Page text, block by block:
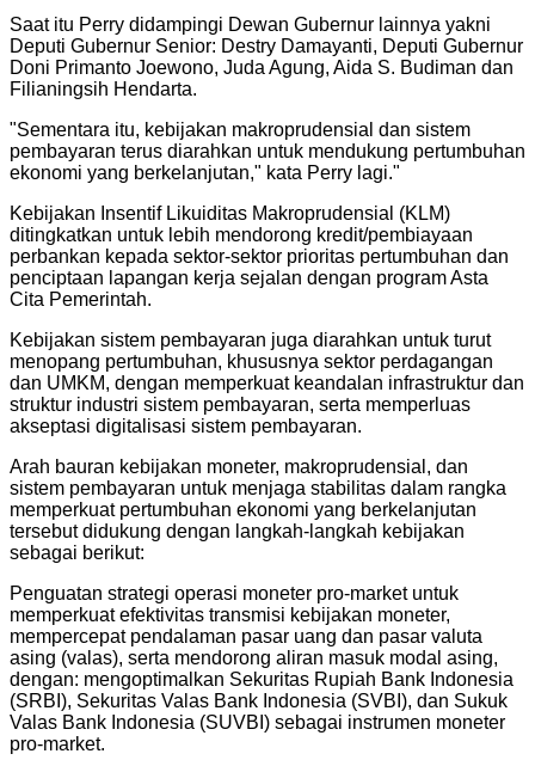
Saat itu Perry didampingi Dewan Gubernur lainnya yakni
Deputi Gubernur Senior: Destry Damayanti, Deputi Gubernur
Doni Primanto Joewono, Juda Agung, Aida S. Budiman dan
Filianingsih Hendarta.
"Sementara itu, kebijakan makroprudensial dan sistem
pembayaran terus diarahkan untuk mendukung pertumbuhan
ekonomi yang berkelanjutan," kata Perry lagi."
Kebijakan Insentif Likuiditas Makroprudensial (KLM)
ditingkatkan untuk lebih mendorong kredit/pembiayaan
perbankan kepada sektor-sektor prioritas pertumbuhan dan
penciptaan lapangan kerja sejalan dengan program Asta
Cita Pemerintah.
Kebijakan sistem pembayaran juga diarahkan untuk turut
menopang pertumbuhan, khususnya sektor perdagangan
dan UMKM, dengan memperkuat keandalan infrastruktur dan
struktur industri sistem pembayaran, serta memperluas
akseptasi digitalisasi sistem pembayaran.
Arah bauran kebijakan moneter, makroprudensial, dan
sistem pembayaran untuk menjaga stabilitas dalam rangka
memperkuat pertumbuhan ekonomi yang berkelanjutan
tersebut didukung dengan langkah-langkah kebijakan
sebagai berikut:
Penguatan strategi operasi moneter pro-market untuk
memperkuat efektivitas transmisi kebijakan moneter,
mempercepat pendalaman pasar uang dan pasar valuta
asing (valas), serta mendorong aliran masuk modal asing,
dengan: ​mengoptimalkan Sekuritas Rupiah Bank Indonesia
(SRBI), Sekuritas Valas Bank Indonesia (SVBI), dan Sukuk
Valas Bank Indonesia (SUVBI) sebagai instrumen moneter
pro-market.